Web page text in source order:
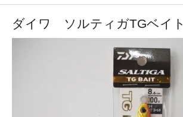
ダイワ ソルティガTGベイ